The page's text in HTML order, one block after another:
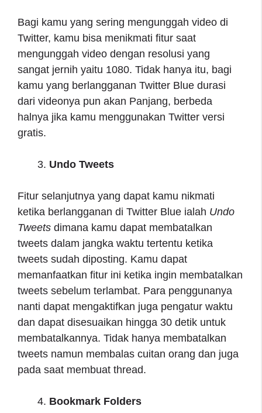
Bagi kamu yang sering mengunggah video di
Twitter, kamu bisa menikmati fitur saat
mengunggah video dengan resolusi yang
sangat jernih yaitu 1080. Tidak hanya itu, bagi
kamu yang berlangganan Twitter Blue durasi
dari videonya pun akan Panjang, berbeda
halnya jika kamu menggunakan Twitter versi
gratis.
Undo Tweets
Fitur selanjutnya yang dapat kamu nikmati
ketika berlangganan di Twitter Blue ialah Undo
Tweets dimana kamu dapat membatalkan
tweets dalam jangka waktu tertentu ketika
tweets sudah diposting. Kamu dapat
memanfaatkan fitur ini ketika ingin membatalkan
tweets sebelum terlambat. Para penggunanya
nanti dapat mengaktifkan juga pengatur waktu
dan dapat disesuaikan hingga 30 detik untuk
membatalkannya. Tidak hanya membatalkan
tweets namun membalas cuitan orang dan juga
pada saat membuat thread.
Bookmark Folders